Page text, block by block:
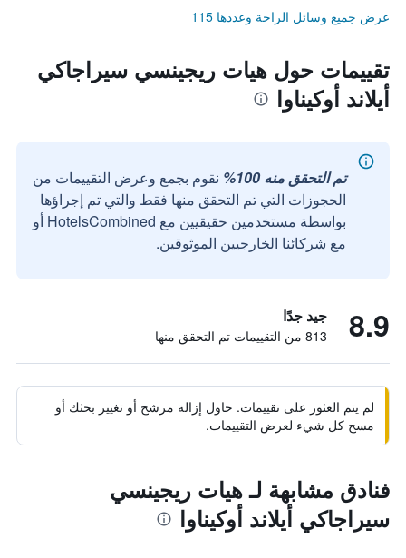
عرض جميع وسائل الراحة وعددها 115
تقييمات حول هيات ريجينسي سيراجاكي
أيلاند أوكيناوا
تم التحقق منه 100%
نقوم بجمع وعرض التقييمات من
الحجوزات التي تم التحقق منها فقط والتي تم إجراؤها
بواسطة مستخدمين حقيقيين مع HotelsCombined أو
مع شركائنا الخارجيين الموثوقين.
8.9 جيد جدًا
813 من التقييمات تم التحقق منها
لم يتم العثور على تقييمات. حاول إزالة مرشح أو تغيير بحثك أو
مسح كل شيء لعرض التقييمات.
فنادق مشابهة لـ هيات ريجينسي
سيراجاكي أيلاند أوكيناوا